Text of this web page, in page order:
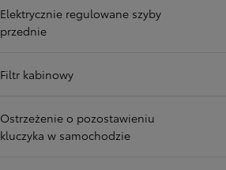
Elektrycznie regulowane szyby
przednie
Filtr kabinowy
Ostrzeżenie o pozostawieniu
kluczyka w samochodzie